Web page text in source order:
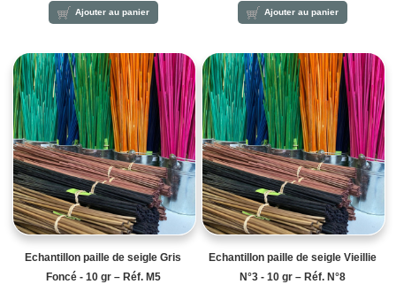
Ajouter au panier Ajouter au panier
Echantillon paille de seigle Gris
Foncé - 10 gr – Réf. M5
Echantillon paille de seigle Vieillie
N°3 - 10 gr – Réf. N°8